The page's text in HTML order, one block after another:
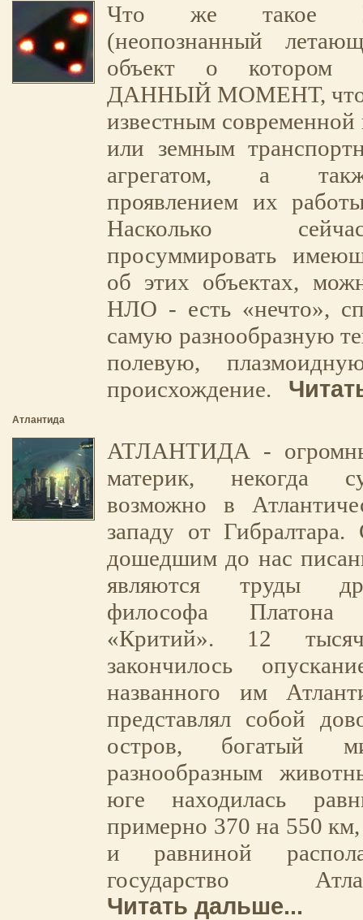
Что же такое
(неопознанный
объект о котором
ДАННЫЙ МОМЕНТ, что
известным современной
или земным
агрегатом, а
проявлением их
Насколько
просуммировать
об этих объектах,
НЛО - есть «нечто»,
самую разнообразную
полевую,
происхождение.
Атлантида
АТЛАНТИДА -
материк, некогда
возможно в
западу от
дошедшим до нас
являются труды
философа
«Критий». 12
закончилось
названного им
представлял собой
остров, богатый
разнообразным
юге находилась
примерно 370 на 550
и равниной
государство
Читать дальше...